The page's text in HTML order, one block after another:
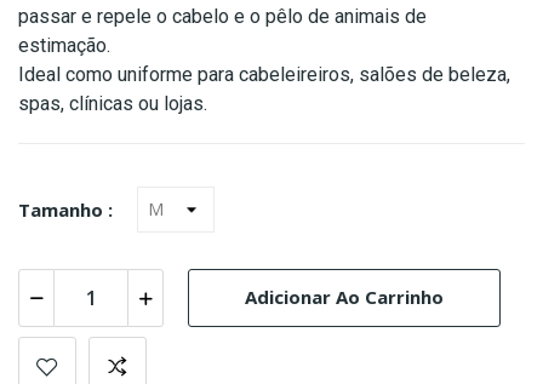
passar e repele o cabelo e o pêlo de animais de
estimação.
Ideal como uniforme para cabeleireiros, salões de beleza,
spas, clínicas ou lojas.
Tamanho :
Adicionar Ao Carrinho